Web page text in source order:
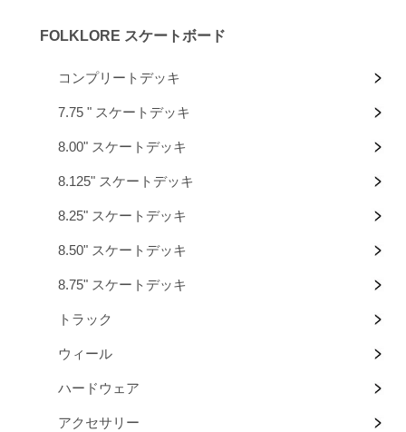
FOLKLORE スケートボード
コンプリートデッキ
7.75 " スケートデッキ
8.00" スケートデッキ
8.125" スケートデッキ
8.25" スケートデッキ
8.50" スケートデッキ
8.75" スケートデッキ
トラック
ウィール
ハードウェア
アクセサリー